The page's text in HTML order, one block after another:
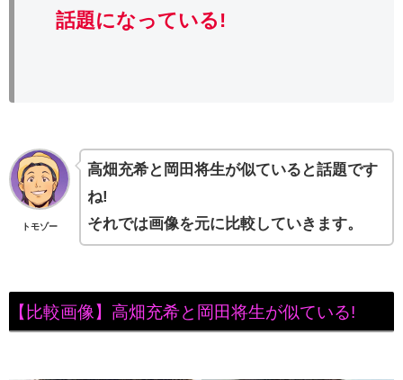
話題になっている!
トモゾー
高畑充希と岡田将生が似ていると話題です
ね!
それでは画像を元に比較していきます。
【比較画像】高畑充希と岡田将生が似ている!